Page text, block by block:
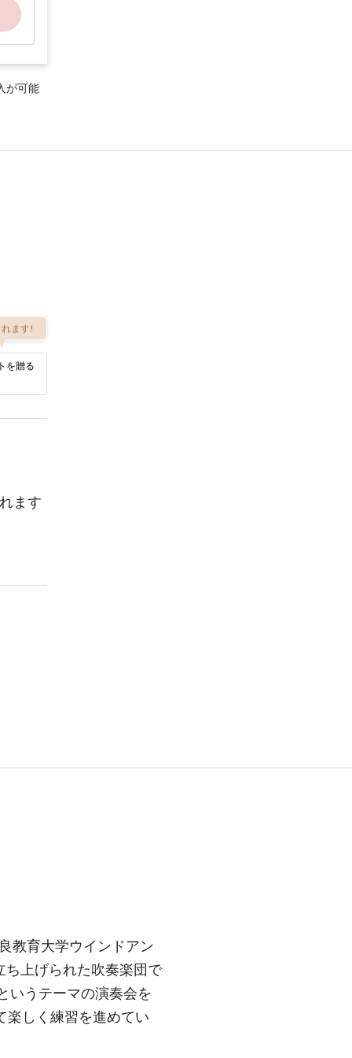
が可能
ます!
を贈る
ます
教育大学ウインドアン
上げられた吹奏楽団で
いうテーマの演奏会を
楽しく練習を進めてい